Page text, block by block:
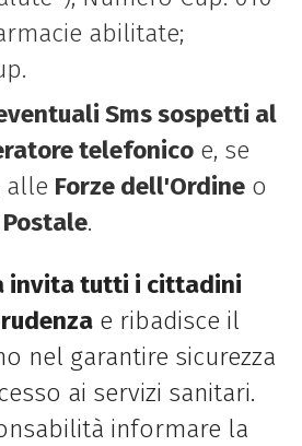
abilitate;
Sms sospetti al
telefonicoe, se
alle Forze dell'Ordineo
.
invita tutti i cittadini
e ribadisce il
nel garantire sicurezza
ai servizi sanitari.
informare la